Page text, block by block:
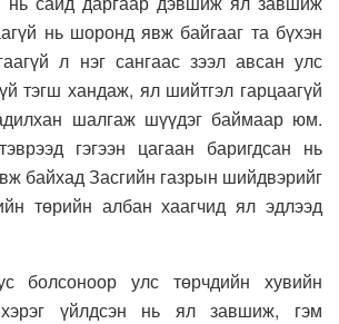
нь шоронд явж байгааг та бүхэн
л нэг сангаас зээл авсан улс
тэгш хандаж, ял шийтгэл гарцаагүй
шалгаж шүүдэг баймаар юм.
гэгээн цагаан баригдсан нь
байхад Засгийн газрын шийдвэрийг
төрийн албан хаагчид ял эдлээд
болсоноор улс төрчдийн хувийн
үйлдсэн нь ял завшиж, гэм